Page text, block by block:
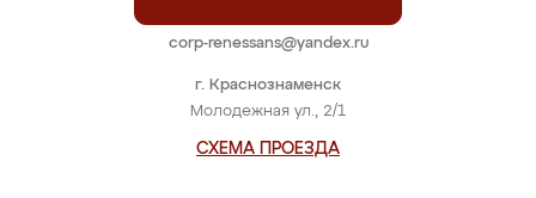
г. Краснознаменск
Молодежная ул., 2/1
СХЕМА ПРОЕЗДА
corp-renessans@yandex.ru